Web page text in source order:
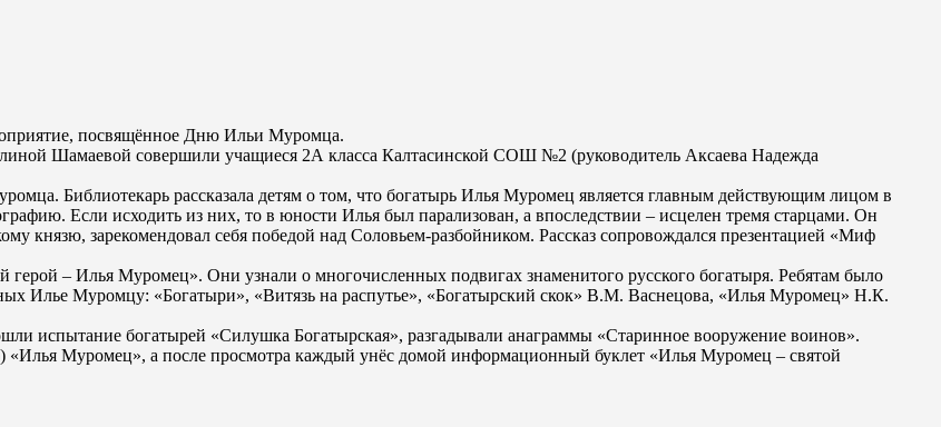
посвящённое Дню Ильи Муромца.
Шамаевой совершили учащиеся 2А класса Калтасинской СОШ №2 (руководитель Аксаева Надежда
Библиотекарь рассказала детям о том, что богатырь Илья Муромец является главным действующим лицом в
Если исходить из них, то в юности Илья был парализован, а впоследствии – исцелен тремя старцами. Он
князю, зарекомендовал себя победой над Соловьем-разбойником. Рассказ сопровождался презентацией «Миф
– Илья Муромец». Они узнали о многочисленных подвигах знаменитого русского богатыря. Ребятам было
Илье Муромцу: «Богатыри», «Витязь на распутье», «Богатырский скок» В.М. Васнецова, «Илья Муромец» Н.К.
испытание богатырей «Силушка Богатырская», разгадывали анаграммы «Старинное вооружение воинов».
«Илья Муромец», а после просмотра каждый унёс домой информационный буклет «Илья Муромец – святой